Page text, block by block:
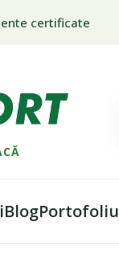
certificate
BlogPortofoliu